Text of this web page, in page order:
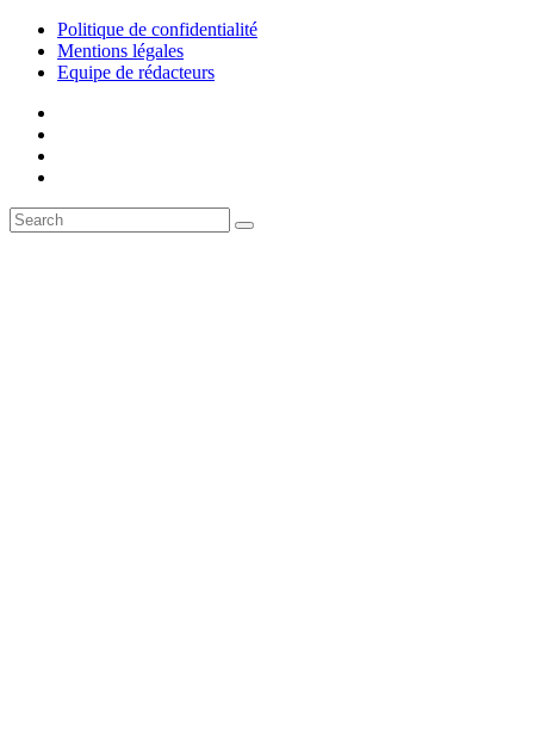
Politique de confidentialité
Mentions légales
Equipe de rédacteurs